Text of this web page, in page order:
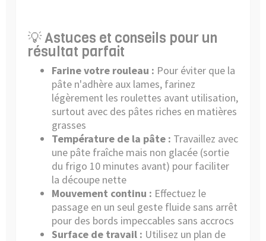
💡 Astuces et conseils pour un
résultat parfait
Farine votre rouleau : Pour éviter que la
pâte n'adhère aux lames, farinez
légèrement les roulettes avant utilisation,
surtout avec des pâtes riches en matières
grasses
Température de la pâte : Travaillez avec
une pâte fraîche mais non glacée (sortie
du frigo 10 minutes avant) pour faciliter
la découpe nette
Mouvement continu : Effectuez le
passage en un seul geste fluide sans arrêt
pour des bords impeccables sans accrocs
Surface de travail : Utilisez un plan de